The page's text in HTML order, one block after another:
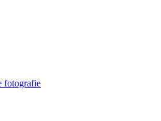
fotografie